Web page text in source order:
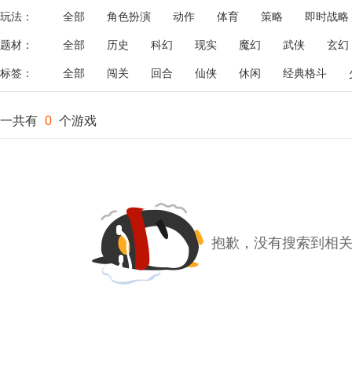
玩法： 全部 角色扮演 动作 体育 策略
即时战略
飞行
恋爱 第三人称射击 棋类 牌类 麻将
题材： 全部 历史 科幻 现实 魔幻 武侠 玄幻
标签： 全部 闯关 回合 仙侠 休闲 经典格斗
一共有 0 个游戏
抱歉，没有搜索到相